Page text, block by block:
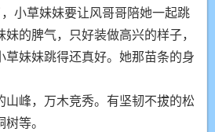
小草妹妹要让风哥哥陪她一起跳
的脾气，只好装做高兴的样子，
草妹妹跳得还真好。她那苗条的身
山峰，万木竞秀。有坚韧不拔的松
等。